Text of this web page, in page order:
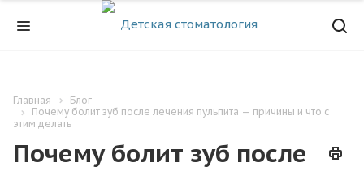
Главная
Блог
Почему болит зуб после лечения пульпита — причины и что с
этим делать
Почему болит зуб после